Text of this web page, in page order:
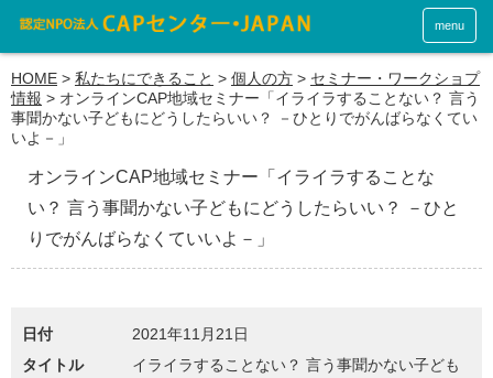
menu
HOME > 私たちにできること > 個人の方 > セミナー・ワークショプ
情報 > オンラインCAP地域セミナー「イライラすることない？ 言う
事聞かない子どもにどうしたらいい？ －ひとりでがんばらなくてい
いよ－」
オンラインCAP地域セミナー「イライラすることな
い？ 言う事聞かない子どもにどうしたらいい？ －ひと
りでがんばらなくていいよ－」
日付
2021年11月21日
タイトル
イライラすることない？ 言う事聞かない子ども